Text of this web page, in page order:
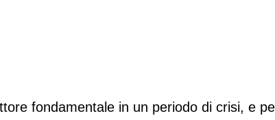
fondamentale in un periodo di crisi, e